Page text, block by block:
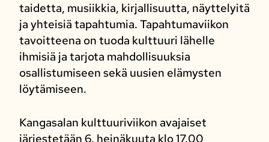
taidetta, musiikkia, kirjallisuutta, näyttelyitä
ja yhteisiä tapahtumia. Tapahtumaviikon
tavoitteena on tuoda kulttuuri lähelle
ihmisiä ja tarjota mahdollisuuksia
osallistumiseen sekä uusien elämysten
löytämiseen.
Kangasalan kulttuuriviikon avajaiset
järjestetään 6. heinäkuuta klo 17.00